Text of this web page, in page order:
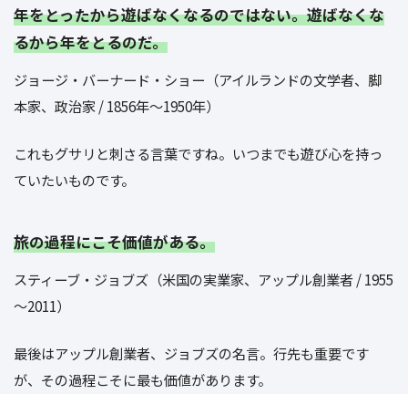
年をとったから遊ばなくなるのではない。遊ばなくな
るから年をとるのだ。
ジョージ・バーナード・ショー（アイルランドの文学者、脚
本家、政治家 / 1856年〜1950年）
これもグサリと刺さる言葉ですね。いつまでも遊び心を持っ
ていたいものです。
旅の過程にこそ価値がある。
スティーブ・ジョブズ（米国の実業家、アップル創業者 / 1955
～2011）
最後はアップル創業者、ジョブズの名言。行先も重要です
が、その過程こそに最も価値があります。